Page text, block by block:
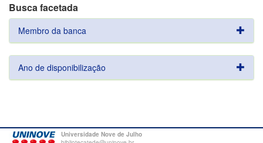
Busca facetada
Membro da banca
Ano de disponibilização
Universidade Nove de Julho